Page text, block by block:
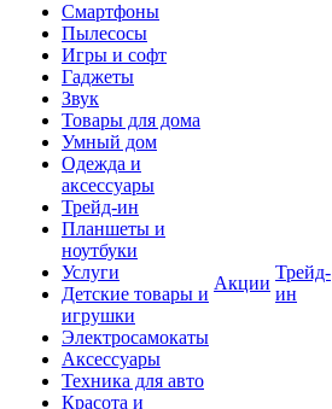
Смартфоны
Пылесосы
Игры и софт
Гаджеты
Звук
Товары для дома
Умный дом
Одежда и
аксессуары
Трейд-ин
Планшеты и
ноутбуки
Услуги
Детские товары и
игрушки
Электросамокаты
Аксессуары
Техника для авто
Красота и
Акции
Трейд-
ин